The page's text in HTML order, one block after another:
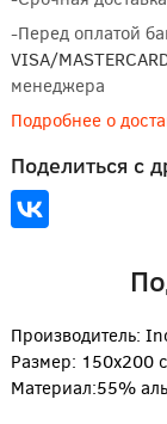
-Перед оплатой
VISA/
менеджера
Подробнее о
Поделиться с
Производитель:
Размер: 150х200
Материал:55%